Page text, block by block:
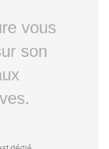
vous
son